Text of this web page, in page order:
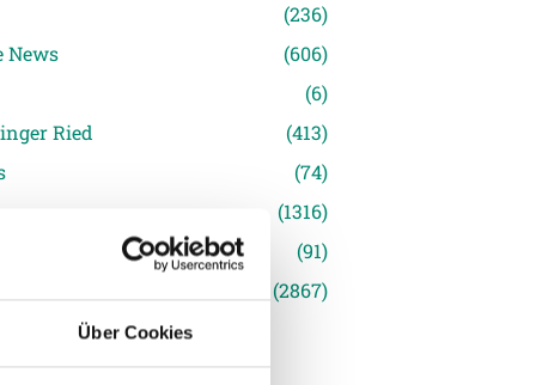
Über Cookies
(236)
News
(606)
(6)
Ried
(413)
(74)
(1316)
(91)
(2867)